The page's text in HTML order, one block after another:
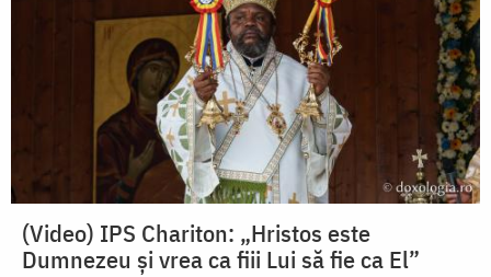
(Video) IPS Chariton: „Hristos este
Dumnezeu și vrea ca fiii Lui să fie ca El”